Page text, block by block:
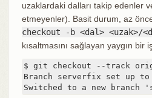
uzaklardaki dalları takip edenler
etmeyenler). Basit durum, az
checkout -b <dal> <uzak>/
kısaltmasını sağlayan yaygın bir
$ git checkout --track
Branch serverfix set up
Switched to a new branch